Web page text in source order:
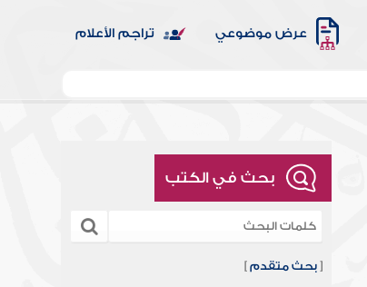
عرض موضوعي تراجم الأعلام
بحث في الكتب
[بحث متقدم ]